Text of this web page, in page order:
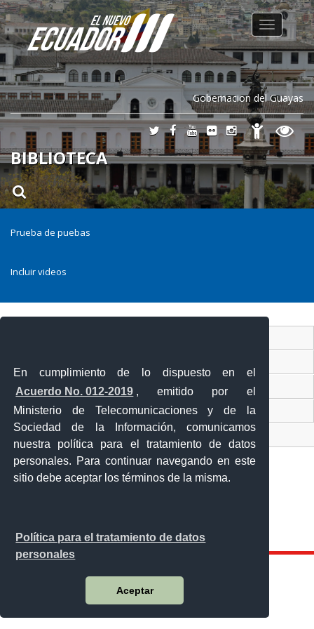
En cumplimiento de lo dispuesto en el
Acuerdo No. 012-2019 , emitido por el
Ministerio de Telecomunicaciones y de la
Sociedad de la Información, comunicamos
nuestra política para el tratamiento de datos
personales. Para continuar navegando en este
sitio debe aceptar los términos de la misma.
Política para el tratamiento de datos
personales
Aceptar
Gobernacion del Guayas
Toggle
navigation
BIBLIOTECA
Prueba de puebas
Incluir videos
Gobierno Abierto
Visor Ciudadano
Contacto ciudadano
Teléfono: 593-4 370-2840